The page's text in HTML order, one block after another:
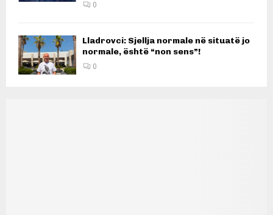
0
Lladrovci: Sjellja normale në situatë jo
normale, është “non sens”!
0